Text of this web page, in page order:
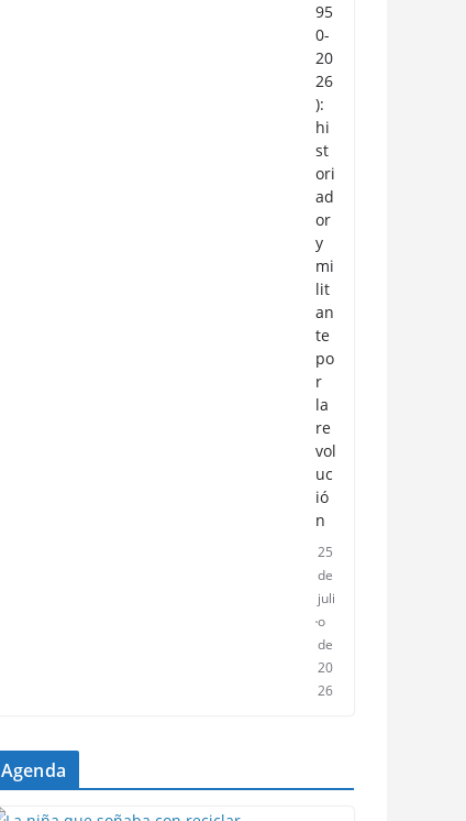
95
0-
20
26
):
hi
st
ori
ad
or
y
mi
lit
an
te
po
r
la
re
vol
uc
ió
n
25
de
juli
o
de
20
26
Agenda